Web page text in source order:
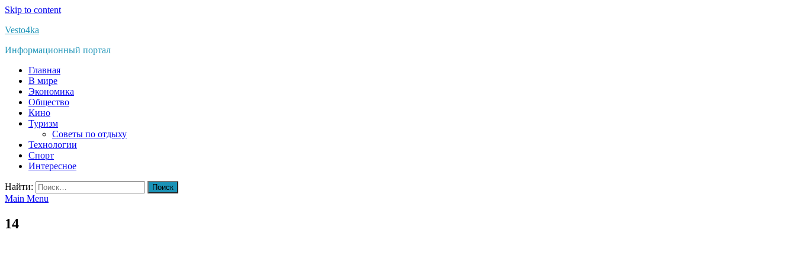
Skip to content
Vesto4ka
Информационный портал
Главная
В мире
Экономика
Общество
Кино
Туризм
Советы по отдыху
Технологии
Спорт
Интересное
Найти:
Main Menu
14